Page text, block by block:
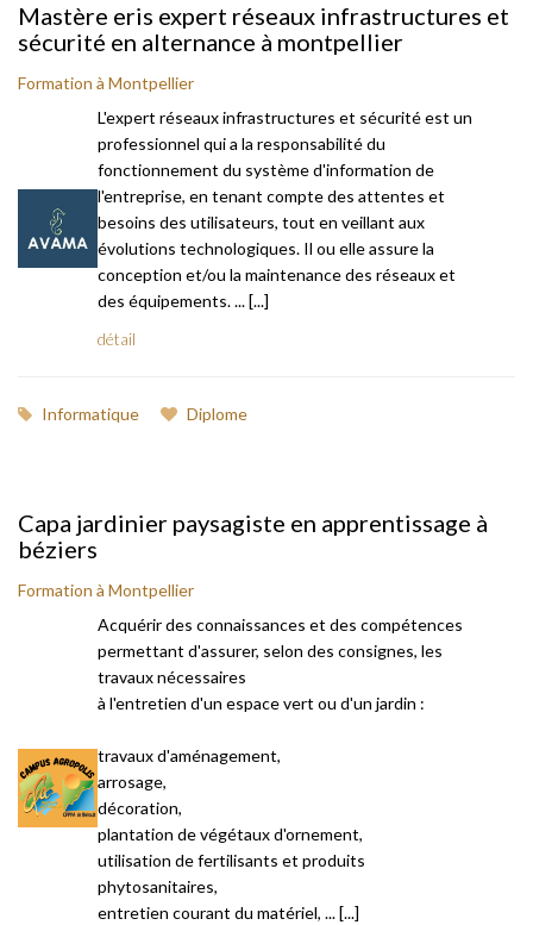
Mastère eris expert réseaux infrastructures et
sécurité en alternance à montpellier
Formation à Montpellier
L'expert réseaux infrastructures et sécurité est un
professionnel qui a la responsabilité du
fonctionnement du système d'information de
l'entreprise, en tenant compte des attentes et
besoins des utilisateurs, tout en veillant aux
évolutions technologiques. Il ou elle assure la
conception et/ou la maintenance des réseaux et
des équipements. ... [...]
détail
Informatique Diplome
Capa jardinier paysagiste en apprentissage à
béziers
Formation à Montpellier
Acquérir des connaissances et des compétences
permettant d'assurer, selon des consignes, les
travaux nécessaires
à l'entretien d'un espace vert ou d'un jardin :
travaux d'aménagement,
arrosage,
décoration,
plantation de végétaux d'ornement,
utilisation de fertilisants et produits
phytosanitaires,
entretien courant du matériel, ... [...]